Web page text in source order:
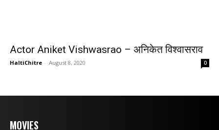
Actor Aniket Vishwasrao – अनिकेत विश्वासराव
HaltiChitre - August 8, 2020 0
MOVIES